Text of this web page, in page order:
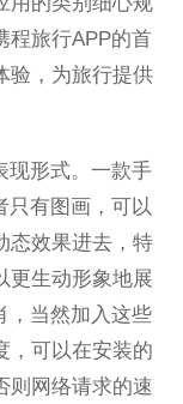
程旅行APP的首
验，为旅行提供
现形式。一款手
只有图画，可以
态效果进去，特
更生动形象地展
，当然加入这些
，可以在安装的
则网络请求的速